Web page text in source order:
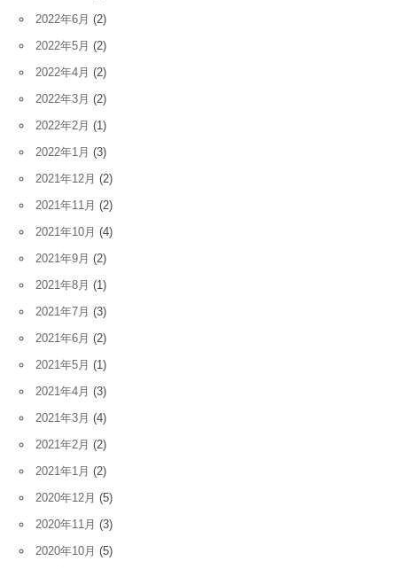
2022年6月 (2)
2022年5月 (2)
2022年4月 (2)
2022年3月 (2)
2022年2月 (1)
2022年1月 (3)
2021年12月 (2)
2021年11月 (2)
2021年10月 (4)
2021年9月 (2)
2021年8月 (1)
2021年7月 (3)
2021年6月 (2)
2021年5月 (1)
2021年4月 (3)
2021年3月 (4)
2021年2月 (2)
2021年1月 (2)
2020年12月 (5)
2020年11月 (3)
2020年10月 (5)